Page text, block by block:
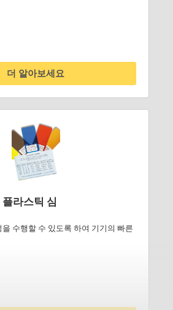
더 알아보세요
라스틱 심
수행할 수 있도록 하여 기기의 빠른